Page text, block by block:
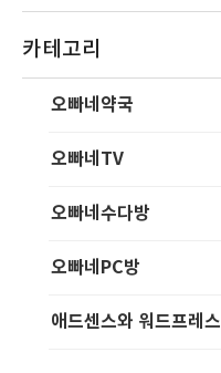
카테고리
오빠네약국
오빠네TV
오빠네수다방
오빠네PC방
애드센스와 워드프레스